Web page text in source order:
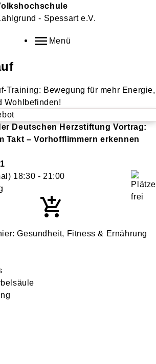
- Spessart e.V.
Menü
Training: Bewegung für mehr Energie,
Wohlbefinden!
Deutschen Herzstiftung Vortrag:
Takt – Vorhofflimmern erkennen
18:30 - 21:00
Gesundheit, Fitness & Ernährung